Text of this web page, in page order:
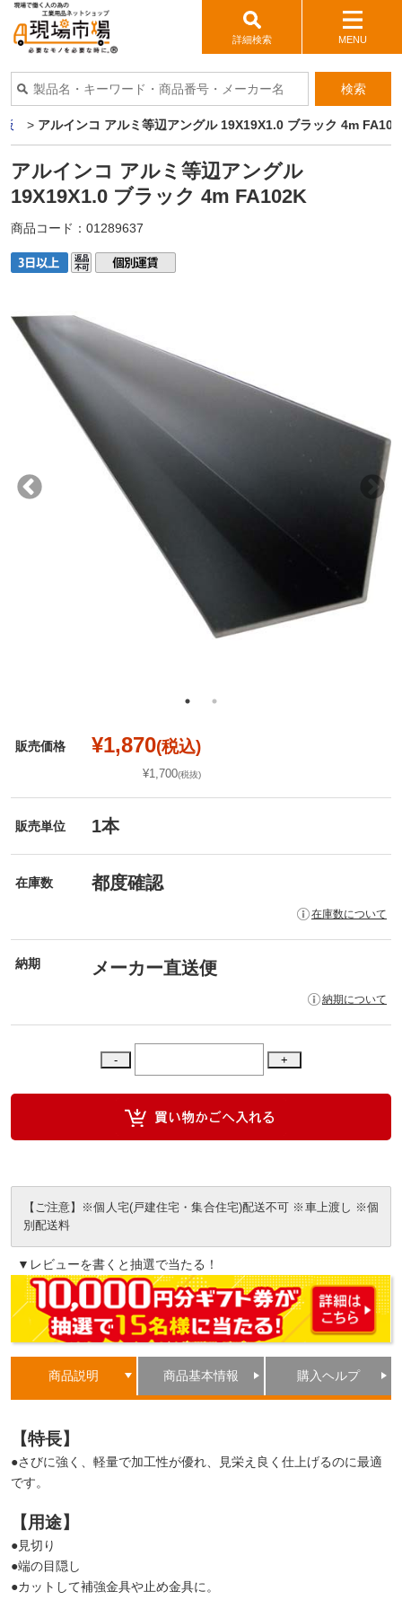
詳細検索 MENU
検索
> アルインコ アルミ等辺アングル 19X19X1.0 ブラック 4m
アルインコ アルミ等辺アングル
19X19X1.0 ブラック 4m FA102K
商品コード： 01289637
販売価格 ¥1,870(税込)
¥1,700(税抜)
販売単位 1本
在庫数 都度確認
在庫数について
納期 メーカー直送便
納期について
【ご注意】※個人宅(戸建住宅・集合住宅)配送不可 ※車上渡し ※個
別配送料
▼レビューを書くと抽選で当たる！
商品説明 商品基本情報 購入ヘルプ
【特長】
●さびに強く、軽量で加工性が優れ、見栄え良く仕上げるのに最適
です。
【用途】
●見切り
●端の目隠し
●カットして補強金具や止め金具に。